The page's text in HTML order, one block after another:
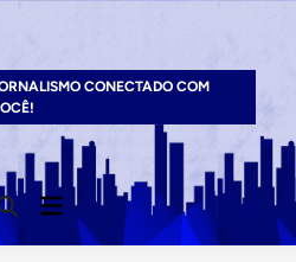
CONECTADO COM
Main
Menu